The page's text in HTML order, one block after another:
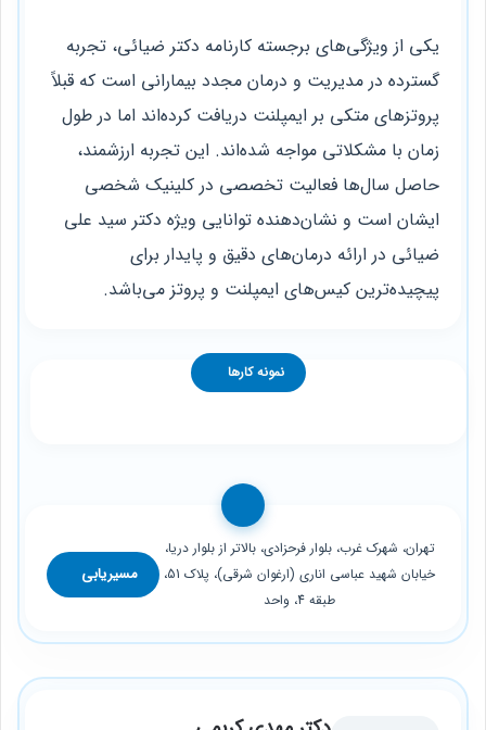
یکی از ویژگی‌های برجسته کارنامه دکتر ضیائی، تجربه
گسترده در مدیریت و درمان مجدد بیمارانی است که قبلاً
پروتزهای متکی بر ایمپلنت دریافت کرده‌اند اما در طول
زمان با مشکلاتی مواجه شده‌اند. این تجربه ارزشمند،
حاصل سال‌ها فعالیت تخصصی در کلینیک شخصی
ایشان است و نشان‌دهنده توانایی ویژه دکتر سید علی
ضیائی در ارائه درمان‌های دقیق و پایدار برای
پیچیده‌ترین کیس‌های ایمپلنت و پروتز می‌باشد.
نمونه کارها
تهران، شهرک غرب، بلوار فرحزادی، بالاتر از بلوار دریا،
خیابان شهید عباسی اناری (ارغوان شرقی)، پلاک 51،
طبقه 4، واحد
مسیریابی